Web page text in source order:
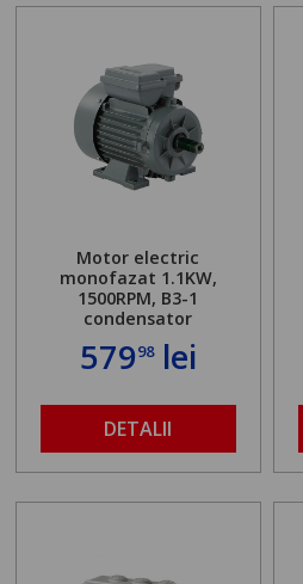
Motor electric
monofazat 1.1KW,
1500RPM, B3-1
condensator
57998lei
DETALII